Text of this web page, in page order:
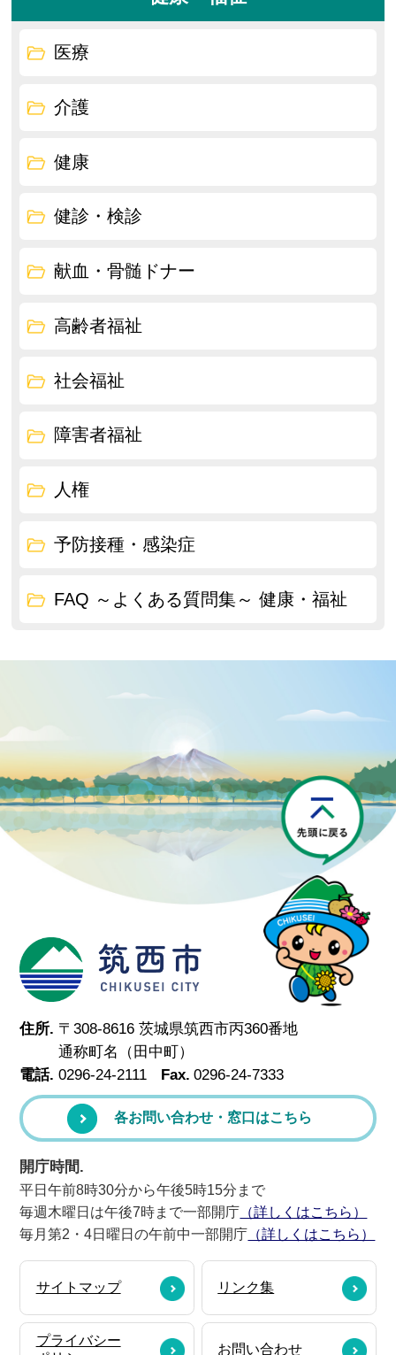
医療
介護
健康
健診・検診
献血・骨髄ドナー
高齢者福祉
社会福祉
障害者福祉
人権
予防接種・感染症
FAQ ～よくある質問集～ 健康・福祉
筑西市
住所. 〒308-8616 茨城県筑西市丙360番地
通称町名（田中町）
電話. 0296-24-2111 Fax. 0296-24-7333
各お問い合わせ・窓口はこちら
開庁時間.
平日午前8時30分から午後5時15分まで
毎週木曜日は午後7時まで一部開庁 （詳しくはこちら）
毎月第2・4日曜日の午前中一部開庁 （詳しくはこちら）
サイトマップ リンク集
プライバシー
お問い合わせ